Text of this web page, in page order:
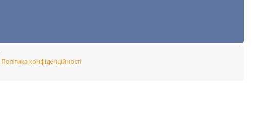
Політика конфіденційності